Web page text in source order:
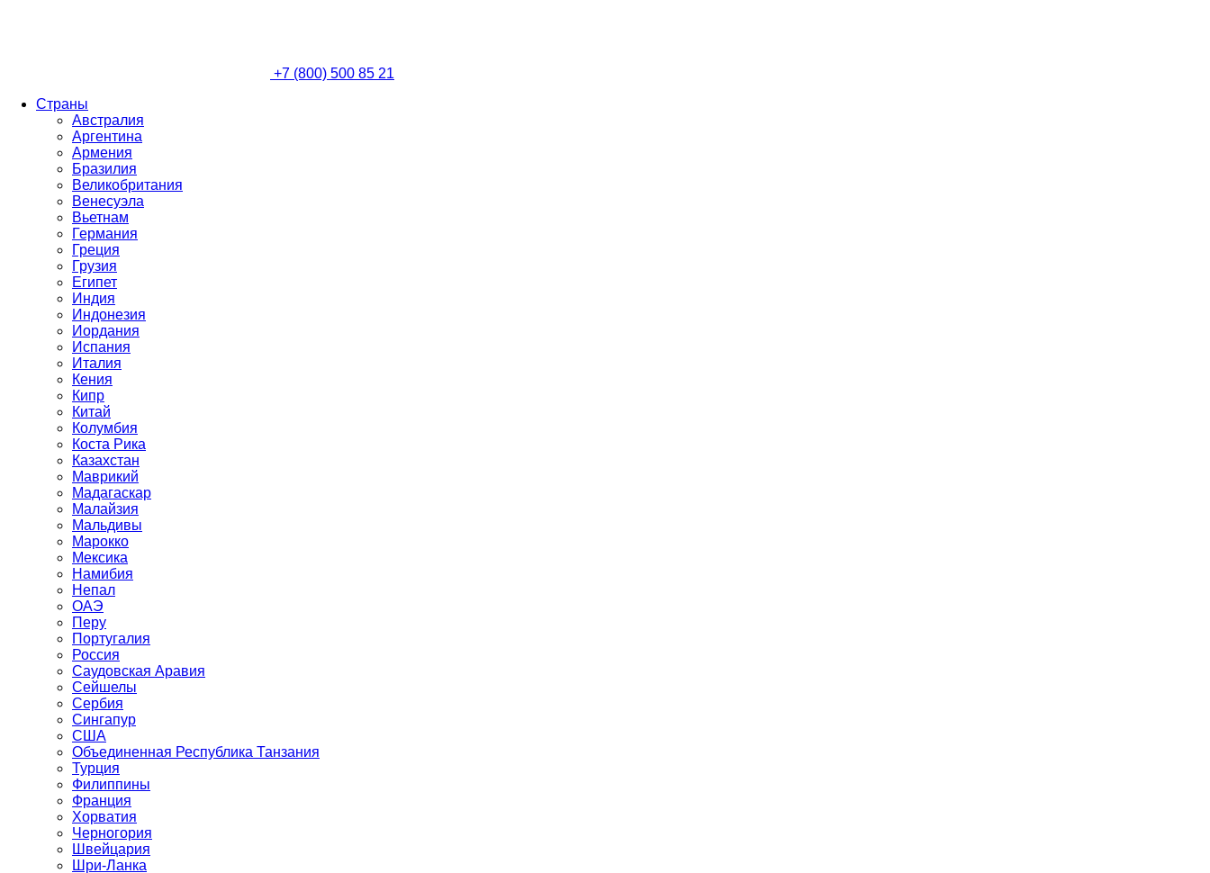
+7 (800) 500 85 21
Страны
Австралия
Аргентина
Армения
Бразилия
Великобритания
Венесуэла
Вьетнам
Германия
Греция
Грузия
Египет
Индия
Индонезия
Иордания
Испания
Италия
Кения
Кипр
Китай
Колумбия
Коста Рика
Казахстан
Маврикий
Мадагаскар
Малайзия
Мальдивы
Марокко
Мексика
Намибия
Непал
ОАЭ
Перу
Португалия
Россия
Саудовская Аравия
Сейшелы
Сербия
Сингапур
США
Объединенная Республика Танзания
Турция
Филиппины
Франция
Хорватия
Черногория
Швейцария
Шри-Ланка